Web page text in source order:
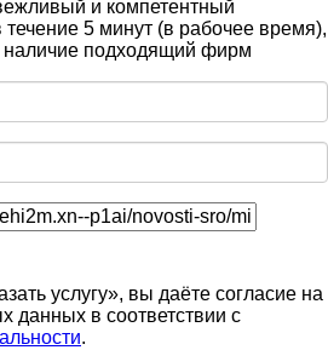
и компетентный
5 минут (в рабочее время),
наличие подходящий фирм
услугу», вы даёте согласие на
данных в соответствии с
.